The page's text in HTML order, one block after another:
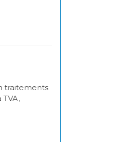
traitements